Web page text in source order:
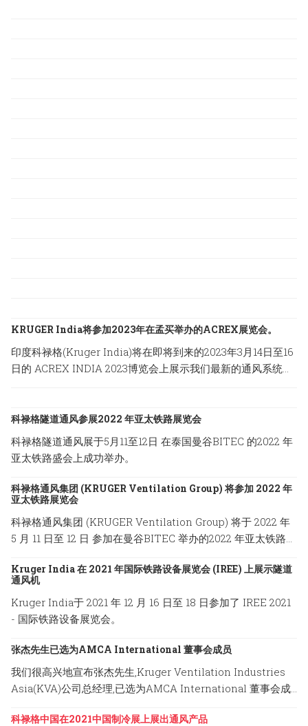
KRUGER India将参加2023年在孟买举办的ACREX展览会。
印度科禄格(Kruger India)将在即将到来的2023年3月14日至16
日的 ACREX INDIA 2023博览会上展示我们最新的通风系统方
科禄格隧道通风参展2022 年亚太铁路展览会
科禄格隧道通风展于5月11至12日 在泰国曼谷BITEC 的2022 年
亚太铁路盛会上成功举办。
科禄格通风集团 (KRUGER Ventilation Group) 将参加 2022 年
亚太铁路展览会
科禄格通风集团 (KRUGER Ventilation Group) 将于 2022 年
5 月 11 日至 12 日 参加在曼谷BITEC 举办的2022 年亚太铁路展
Kruger India 在 2021 年国际铁路设备展览会 (IREE) 上展示隧道
通风机
Kruger India于 2021 年 12 月 16 日至 18 日参加了 IREE 2021
- 国际铁路设备展览会。
张杰先生已选为AMCA International 董事会成员
我们很高兴地宣布张杰先生,Kruger Ventilation Industries
Asia(KVA)公司总经理,已选为AMCA International 董事会成
科禄格中国在2021中国制冷展上展出通风产品